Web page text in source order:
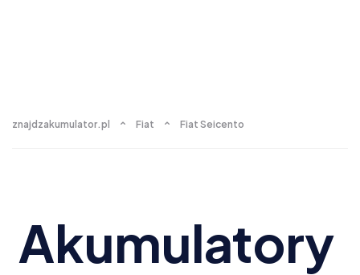
znajdzakumulator.pl Fiat Fiat Seicento
Akumulatory